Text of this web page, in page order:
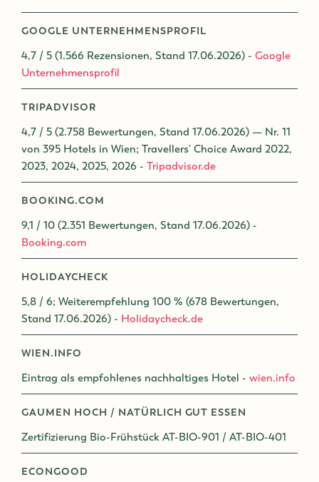
GOOGLE UNTERNEHMENSPROFIL
4,7 / 5 (1.566 Rezensionen, Stand 17.06.2026) - Google
Unternehmensprofil
TRIPADVISOR
4,7 / 5 (2.758 Bewertungen, Stand 17.06.2026) — Nr. 11
von 395 Hotels in Wien; Travellers' Choice Award 2022,
2023, 2024, 2025, 2026 - Tripadvisor.de
BOOKING.COM
9,1 / 10 (2.351 Bewertungen, Stand 17.06.2026) -
Booking.com
HOLIDAYCHECK
5,8 / 6; Weiterempfehlung 100 % (678 Bewertungen,
Stand 17.06.2026) - Holidaycheck.de
WIEN.INFO
Eintrag als empfohlenes nachhaltiges Hotel - wien.info
GAUMEN HOCH / NATÜRLICH GUT ESSEN
Zertifizierung Bio-Frühstück AT-BIO-901 / AT-BIO-401
ECONGOOD